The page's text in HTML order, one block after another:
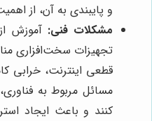
و پایبندی به آن، از
مشکلات فنی: آموزش
تجهیزات سخت‌افزاری
قطعی اینترنت، خرابی
مسائل مربوط به
کنند و باعث ایجاد